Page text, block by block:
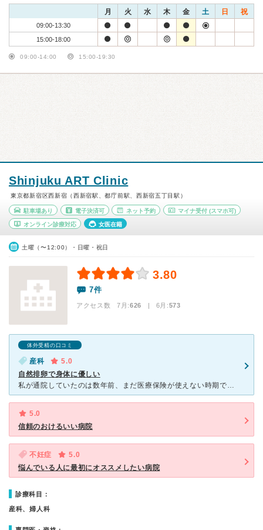
月 火 水 木 金 土 日 祝
09:00-13:30
15:00-18:00
09:00-14:00 15:00-19:30
Shinjuku ART Clinic
東京都新宿区西新宿（西新宿駅、都庁前駅、西新宿五丁目駅）
駐車場あり 電子決済可 ネット予約 マイナ受付 (スマホ可)
オンライン診療対応 女医在籍
土曜（〜12:00）・日曜・祝日
3.80
7件
アクセス数 7月:626 | 6月:573
体外受精の口コミ
産科
5.0
自然排卵で身体に優しい
私が通院していたのは数年前、まだ医療保険が使えない時期でした。結婚を期に検査したいと訪れたのが始まりでした。最終的には、IVFまでしていただきました。 加藤さんから独立されたとのことでしたが、沢山の
5.0
信頼のおけるいい病院
不妊症
5.0
悩んでいる人に最初にオススメしたい病院
診療科目：
産科、婦人科